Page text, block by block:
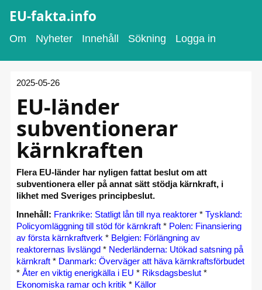
EU-fakta.info
Om Nyheter Innehåll Sökning Logga in
2025-05-26
EU-länder
subventionerar
kärnkraften
Flera EU-länder har nyligen fattat beslut om att
subventionera eller på annat sätt stödja kärnkraft, i
likhet med Sveriges principbeslut.
Innehåll: Frankrike: Statligt lån till nya reaktorer * Tyskland:
Policyomläggning till stöd för kärnkraft * Polen: Finansiering
av första kärnkraftverk * Belgien: Förlängning av
reaktorernas livslängd * Nederländerna: Utökad satsning på
kärnkraft * Danmark: Överväger att häva kärnkraftsförbudet
* Åter en viktig enerigkälla i EU * Riksdagsbeslut *
Ekonomiska ramar och kritik * Källor